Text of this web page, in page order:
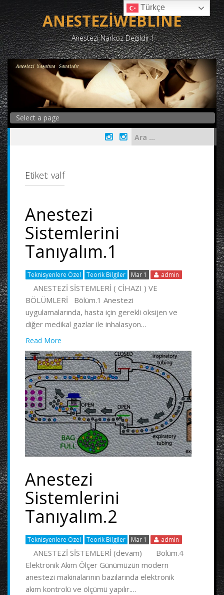
to
content
ANESTEZİWEBLİNE
Anestezi Narkoz Değildir !
Etiket: valf
Anestezi
Sistemlerini
Tanıyalım.1
Teknisyenlere Özel Teorik Bilgiler Mar 1 admin
ANESTEZİ SİSTEMLERİ ( CİHAZI ) VE
BÖLÜMLERİ Bölüm.1 Anestezi
uygulamalarında, hasta için gerekli oksijen ve
diğer medikal gazlar ile inhalasyon…
Read More
Anestezi
Sistemlerini
Tanıyalım.2
Teknisyenlere Özel Teorik Bilgiler Mar 1 admin
ANESTEZİ SİSTEMLERİ (devam) Bölüm.4
Elektronik Akım Ölçer Günümüzün modern
anestezi makinalarının bazılarında elektronik
akım kontrolü ve ölçümü yapılır.…
Türkçe